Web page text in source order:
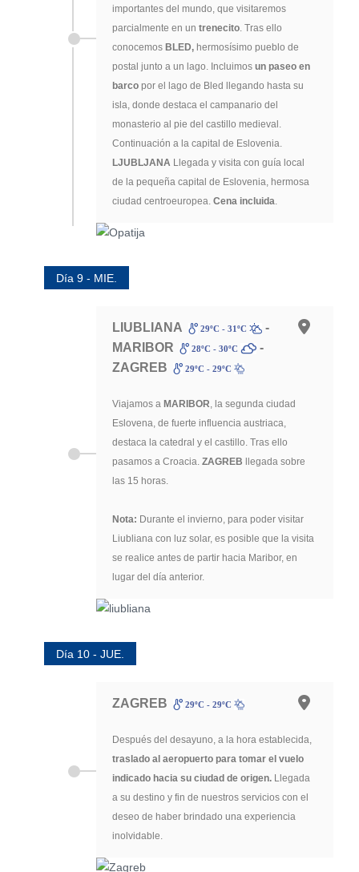
importantes del mundo, que visitaremos
parcialmente en un trenecito. Tras ello
conocemos BLED, hermosísimo pueblo de
postal junto a un lago. Incluimos un paseo en
barco por el lago de Bled llegando hasta su
isla, donde destaca el campanario del
monasterio al pie del castillo medieval.
Continuación a la capital de Eslovenia.
LJUBLJANA Llegada y visita con guía local
de la pequeña capital de Eslovenia, hermosa
ciudad centroeuropea. Cena incluida.
Día 9 - MIE.
LIUBLIANA 29ºC - 31ºC
-
MARIBOR
28ºC - 30ºC
-
ZAGREB
29ºC - 29ºC
Viajamos a MARIBOR, la segunda ciudad
Eslovena, de fuerte influencia austriaca,
destaca la catedral y el castillo. Tras ello
pasamos a Croacia. ZAGREB llegada sobre
las 15 horas.
Nota: Durante el invierno, para poder visitar
Liubliana con luz solar, es posible que la visita
se realice antes de partir hacia Maribor, en
lugar del día anterior.
Día 10 - JUE.
ZAGREB 29ºC - 29ºC
Después del desayuno, a la hora establecida,
traslado al aeropuerto para tomar el vuelo
indicado hacia su ciudad de origen. Llegada
a su destino y fin de nuestros servicios con el
deseo de haber brindado una experiencia
inolvidable.